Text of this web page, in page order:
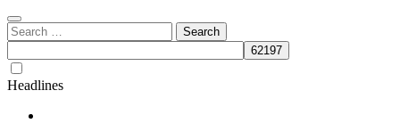
Search
for:
Headlines